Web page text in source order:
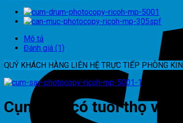
Mô tả
Đánh giá (1)
QUÝ KHÁCH HÀNG LIÊN HỆ TRỰC TIẾP PHÒNG
Cụm Sấy có tuổi thọ và